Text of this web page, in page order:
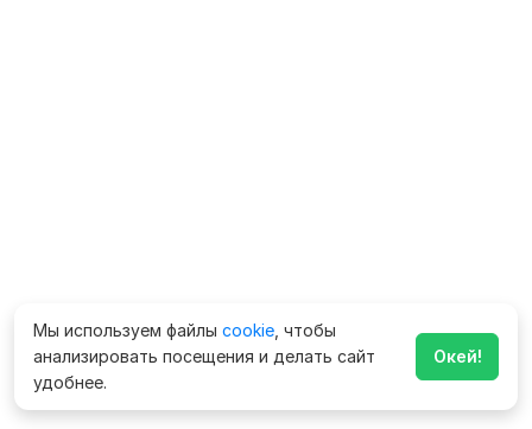
Мы используем файлы cookie , чтобы
анализировать посещения и делать сайт
удобнее.
Окей!